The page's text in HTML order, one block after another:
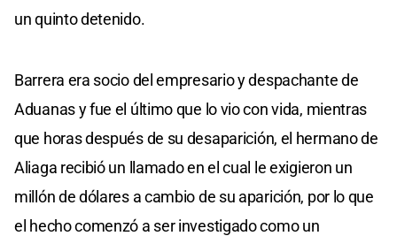
un quinto detenido.
Barrera era socio del empresario y despachante de
Aduanas y fue el último que lo vio con vida, mientras
que horas después de su desaparición, el hermano de
Aliaga recibió un llamado en el cual le exigieron un
millón de dólares a cambio de su aparición, por lo que
el hecho comenzó a ser investigado como un